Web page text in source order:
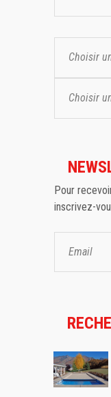
Choisir
Choisir
Pour
inscrivez-